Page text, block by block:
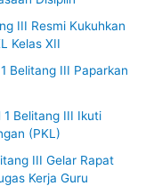
III Resmi Kukuhkan
Kelas XII
Belitang III Paparkan
1 Belitang III Ikuti
(PKL)
III Gelar Rapat
Kerja Guru